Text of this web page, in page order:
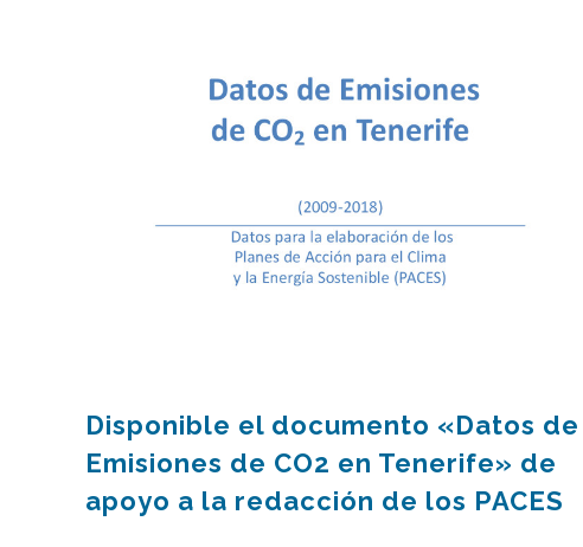
Disponible el documento «Datos de
Emisiones de CO2 en Tenerife» de
apoyo a la redacción de los PACES